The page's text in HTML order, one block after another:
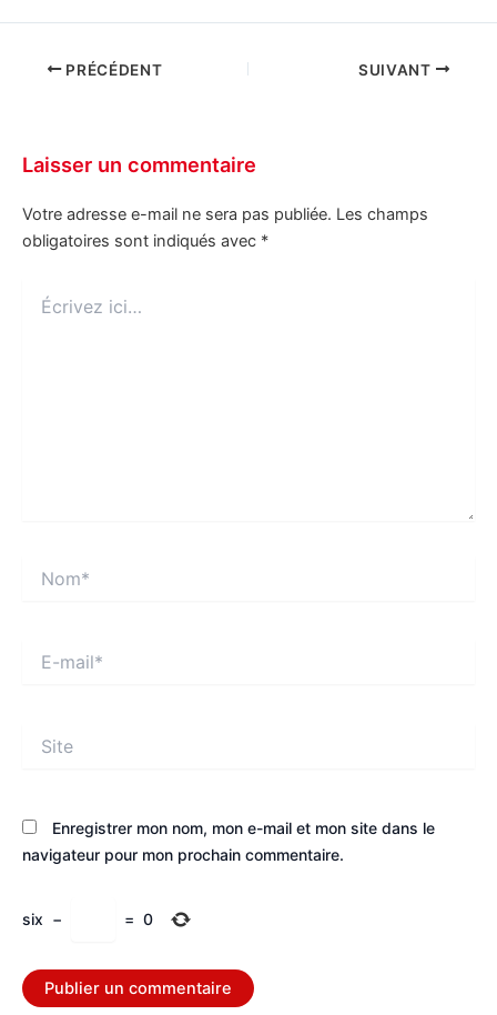
PRÉCÉDENT SUIVANT
Laisser un commentaire
Votre adresse e-mail ne sera pas publiée. Les champs
obligatoires sont indiqués avec *
ici…
mail*
Enregistrer mon nom, mon e-mail et mon site dans le
navigateur pour mon prochain commentaire.
six − = 0